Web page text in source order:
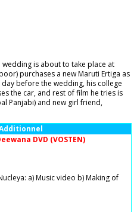
wedding is about to take place at
purchases a new Maruti Ertiga as
before the wedding, his college
the car, and rest of film he tries is
Panjabi) and new girl friend,
DVD (VOSTEN)
a) Music video b) Making of